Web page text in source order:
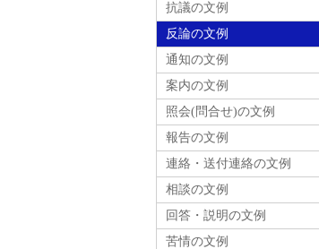
抗議の文例
反論の文例
通知の文例
案内の文例
照会(問合せ)の文例
報告の文例
連絡・送付連絡の文例
相談の文例
回答・説明の文例
苦情の文例